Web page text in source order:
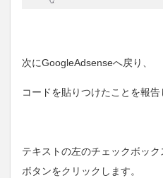
次にGoogleAdsenseへ戻り、
コードを貼りつけたことを報告
テキストの左のチェックボック
ボタンをクリックします。